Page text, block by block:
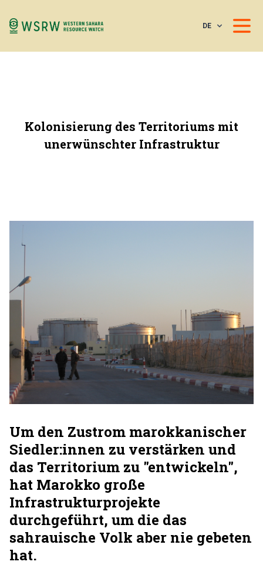
DE
Kolonisierung des Territoriums mit
unerwünschter Infrastruktur
Um den Zustrom marokkanischer
Siedler:innen zu verstärken und
das Territorium zu "entwickeln",
hat Marokko große
Infrastrukturprojekte
durchgeführt, um die das
sahrauische Volk aber nie gebeten
hat.